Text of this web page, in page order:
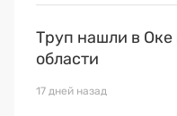
Труп нашли в
области
17 дней назад